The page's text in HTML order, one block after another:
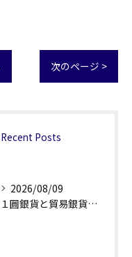
次のページ >
Recent Posts
2026/08/09
１圓銀貨と貿易銀貨の買取価格解説